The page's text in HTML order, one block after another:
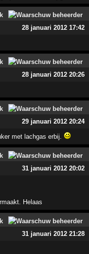
28 januari 2012 17:42
28 januari 2012 20:26
29 januari 2012 20:24
met lachgas erbij.
31 januari 2012 20:02
Helaas
31 januari 2012 21:28